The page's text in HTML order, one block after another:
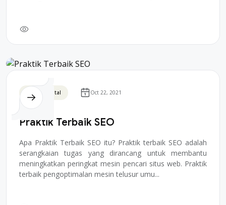
Bisnis Digital Oct 22, 2021
Praktik Terbaik SEO
Apa Praktik Terbaik SEO itu? Praktik terbaik SEO adalah
serangkaian tugas yang dirancang untuk membantu
meningkatkan peringkat mesin pencari situs web. Praktik
terbaik pengoptimalan mesin telusur umu...